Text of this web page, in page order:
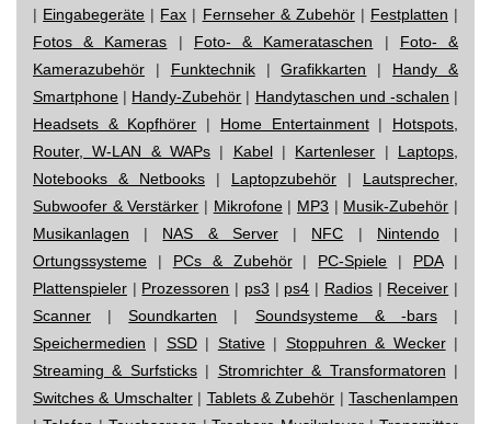
| Eingabegeräte | Fax | Fernseher & Zubehör| Festplatten |
Fotos & Kameras | Foto- & Kamerataschen | Foto- &
Kamerazubehör | Funktechnik|Grafikkarten | Handy &
Smartphone | Handy-Zubehör | Handytaschen und -schalen |
Headsets & Kopfhörer | Home Entertainment| Hotspots,
Router, W-LAN & WAPs | Kabel| Kartenleser | Laptops,
Notebooks & Netbooks | Laptopzubehör | Lautsprecher,
Subwoofer & Verstärker | Mikrofone| MP3 | Musik-Zubehör |
Musikanlagen | NAS & Server| NFC | Nintendo|
Ortungssysteme | PCs & Zubehör| PC-Spiele | PDA|
Plattenspieler | Prozessoren | ps3 | ps4 | Radios| Receiver |
Scanner |Soundkarten | Soundsysteme & -bars|
Speichermedien | SSD| Stative| Stoppuhren & Wecker|
Streaming & Surfsticks| Stromrichter & Transformatoren |
Switches & Umschalter| Tablets & Zubehör | Taschenlampen